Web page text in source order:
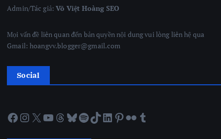
Admin/Tác giả:Võ Việt Hoàng SEO
Mọi vấn đề liên quan đến bản quyền nội dung vui lòng liên hệ qua
Gmail: hoangvv.blogger@gmail.com
Social
Facebook Instagram X YouTube Threads Bluesky Spotify TikTok LinkedIn Pinterest Flickr Tumblr